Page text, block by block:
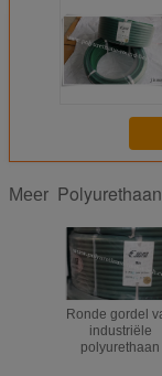
Meer
Ronde gordel
industriële
polyurethaan